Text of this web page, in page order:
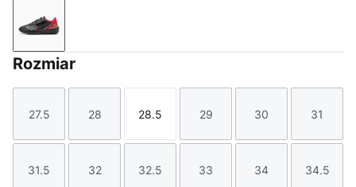
PUMA Black
Rozmiar
Rozmiar
27.5
Rozmiar
28
Rozmiar
28.5
Rozmiar
29
Rozmiar
30 31
Rozmiar
31.5
Rozmiar
32
Rozmiar
32.5
Rozmiar
33
Rozmiar
34 34.5